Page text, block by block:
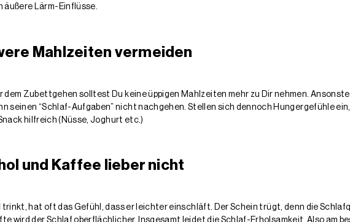
äußere Lärm-Einflüsse.
Mahlzeiten vermeiden
dem Zubettgehen solltest Du keine üppigen Mahlzeiten mehr zu Dir nehmen.
seinen “Schlaf-Aufgaben” nicht nachgehen. Stellen sich dennoch Hungergefühle
hilfreich (Nüsse, Joghurt etc.)
und Kaffee lieber nicht
trinkt, hat oft das Gefühl, dass er leichter einschläft. Der Schein trügt, denn die
wird der Schlaf oberflächlicher. Insgesamt leidet die Schlaf-Erholsamkeit. Also am